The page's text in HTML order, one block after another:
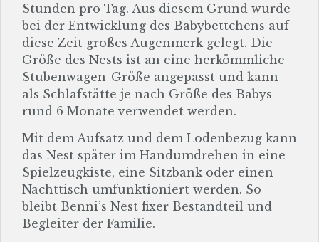
Stunden pro Tag. Aus diesem Grund wurde
bei der Entwicklung des Babybettchens auf
diese Zeit großes Augenmerk gelegt. Die
Größe des Nests ist an eine herkömmliche
Stubenwagen-Größe angepasst und kann
als Schlafstätte je nach Größe des Babys
rund 6 Monate verwendet werden.
Mit dem Aufsatz und dem Lodenbezug kann
das Nest später im Handumdrehen in eine
Spielzeugkiste, eine Sitzbank oder einen
Nachttisch umfunktioniert werden. So
bleibt Benni’s Nest fixer Bestandteil und
Begleiter der Familie.